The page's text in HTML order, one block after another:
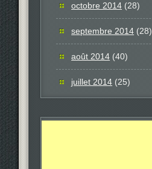
octobre 2014 (28)
septembre 2014 (28)
août 2014 (40)
juillet 2014 (25)